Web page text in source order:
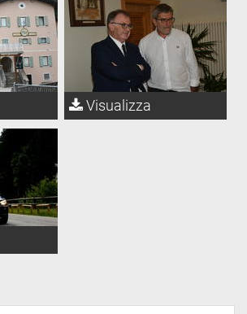
Visualizza